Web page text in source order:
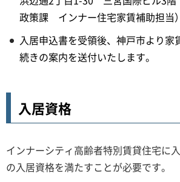
政策課 インナー住宅家賃補助担当）
入居申込書を受領後、神戸市より家
続きの案内を送付いたします。
入居資格
インナーシティ高齢者特別賃貸住宅に
の入居資格を満たすことが必要です。